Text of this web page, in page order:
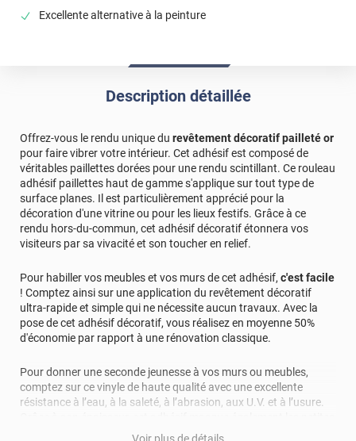
Excellente alternative à la peinture
Description détaillée
Offrez-vous le rendu unique du revêtement décoratif pailleté or
pour faire vibrer votre intérieur. Cet adhésif est composé de
véritables paillettes dorées pour une rendu scintillant. Ce rouleau
adhésif paillettes haut de gamme s'applique sur tout type de
surface planes. Il est particulièrement apprécié pour la
décoration d'une vitrine ou pour les lieux festifs. Grâce à ce
rendu hors-du-commun, cet adhésif décoratif étonnera vos
visiteurs par sa vivacité et son toucher en relief.
Pour habiller vos meubles et vos murs de cet adhésif, c'est facile
! Comptez ainsi sur une application du revêtement décoratif
ultra-rapide et simple qui ne nécessite aucun travaux. Avec la
pose de cet adhésif décoratif, vous réalisez en moyenne 50%
d'économie par rapport à une rénovation classique.
Pour donner une seconde jeunesse à vos murs ou meubles,
comptez sur ce vinyle de haute qualité avec une excellente
résistance à l’eau, à la saleté, à l’abrasion, aux U.V. et à l’usure.
imperfections. Classé A+ au test C.O.V et D-s1,d0 au feu, ce